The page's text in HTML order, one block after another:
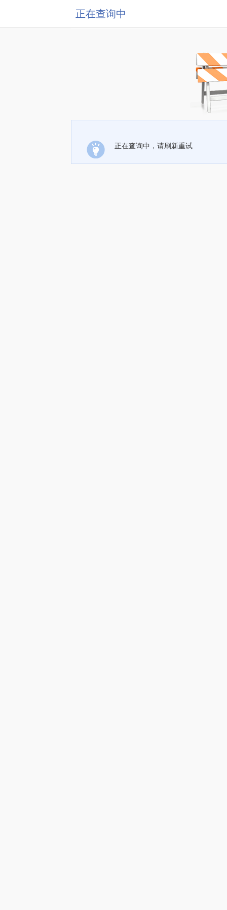
正在查询中
正在查询中，请刷新重试